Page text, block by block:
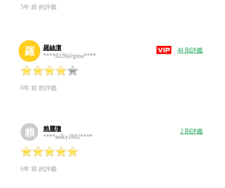
5年 前 的評鑑
羅
羅絲潔
****0226@gma****
40 則評鑑
6年 前 的評鑑
賴
賴麗瓊
****miky2002****
2 則評鑑
6年 前 的評鑑